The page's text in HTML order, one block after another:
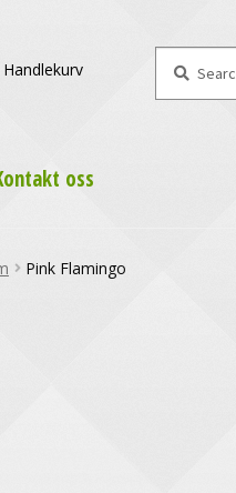
Handlekurv
Search
oss
Pink Flamingo